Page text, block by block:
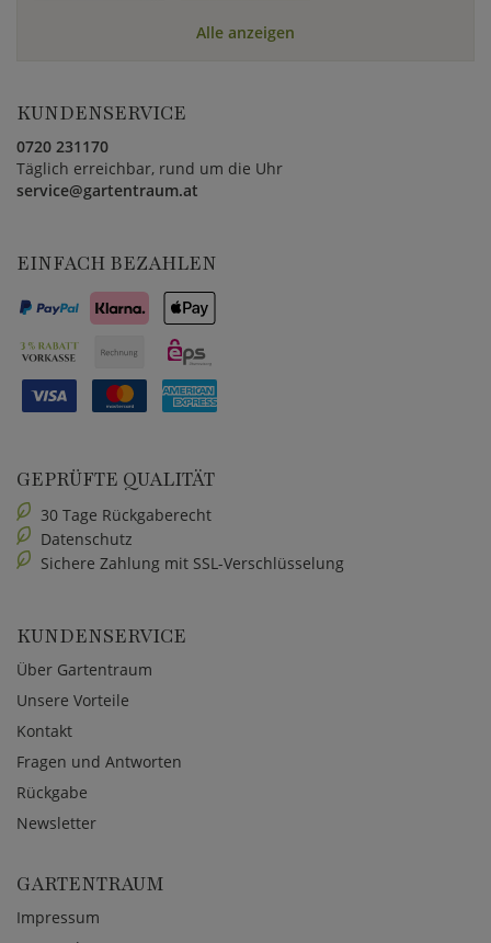
Alle anzeigen
KUNDENSERVICE
0720 231170
Täglich erreichbar, rund um die Uhr
service@gartentraum.at
EINFACH BEZAHLEN
GEPRÜFTE QUALITÄT
30 Tage Rückgaberecht
Datenschutz
Sichere Zahlung mit SSL-Verschlüsselung
KUNDENSERVICE
Über Gartentraum
Unsere Vorteile
Kontakt
Fragen und Antworten
Rückgabe
Newsletter
GARTENTRAUM
Impressum